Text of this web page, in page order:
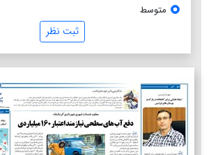
متوسط
ثبت نظر